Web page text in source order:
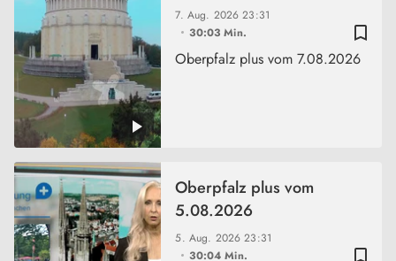
bookmark_border
7. Aug. 202623:31
30:03 Min.
Oberpfalz plus vom 7.08.2026
bookmark_border
5. Aug. 202623:31
30:04 Min.
Oberpfalz plus vom
5.08.2026